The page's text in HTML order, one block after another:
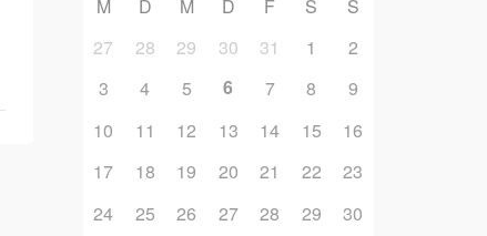
M D M D F S
S
27
28 29 30 31 1
2
3
4 5 6 7 8
9
10
11 12 13 14 15
16
17
18 19 20 21 22
23
24
25 26 27 28 29
30